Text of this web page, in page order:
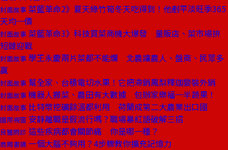
封面故事 菜籃革命2》夏天綠竹筍冬天吃得到！他剷平淡旺季365
天均一價
封面故事 菜籃革命3》科技買菜商機大爆發 量販店、菜市場拚
短鏈迎戰
封面故事 學王永慶兩片菜都不能爛 北農讓農人、盤商、民眾多
贏
封面故事 幫全家、台積電切水果！它把滯銷鳳梨釋迦變裝外銷
封面故事 機器人搬菜、農田有大數據 包辦家樂福一半蔬果！
封面故事 比特幣挖礦餘溫都利用 荷蘭成第二大農業出口國
國際視窗 安靜離職是假流行嗎？職場暴紅語破解三招
良醫問診 這些疾病都會關節痛 你是哪一種？
商周書摘 一個大腦不夠用？4步驟教你擴充記憶力